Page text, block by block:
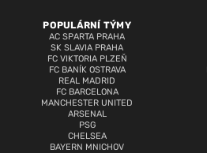
POPULÁRNÍ TÝMY
AC SPARTA PRAHA
SK SLAVIA PRAHA
FC VIKTORIA PLZEŇ
FC BANÍK OSTRAVA
REAL MADRID
FC BARCELONA
MANCHESTER UNITED
ARSENAL
PSG
CHELSEA
BAYERN MNICHOV